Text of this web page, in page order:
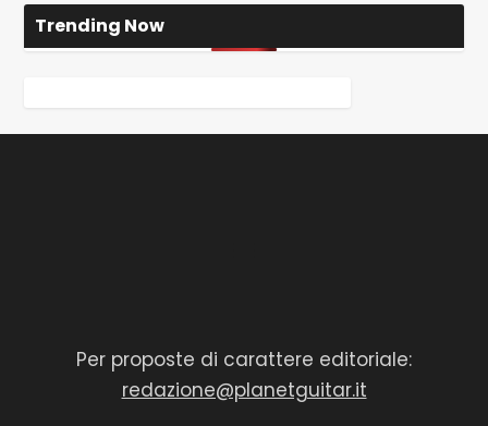
Trending Now
Per proposte di carattere editoriale:
redazione@planetguitar.it